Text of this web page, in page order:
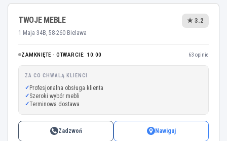
TWOJE MEBLE
1 Maja 34B, 58-260 Bielawa
★ 3.2
ZAMKNIĘTE · OTWARCIE: 10:00 63 opinie
ZA CO CHWALĄ KLIENCI
Profesjonalna obsługa klienta
Szeroki wybór mebli
Terminowa dostawa
Zadzwoń Nawiguj